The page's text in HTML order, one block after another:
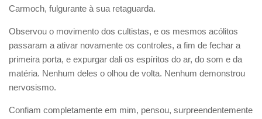
Carmoch, fulgurante à sua retaguarda.
Observou o movimento dos cultistas, e os mesmos acólitos
passaram a ativar novamente os controles, a fim de fechar a
primeira porta, e expurgar dali os espíritos do ar, do som e da
matéria. Nenhum deles o olhou de volta. Nenhum demonstrou
nervosismo.
Confiam completamente em mim, pensou, surpreendentemente